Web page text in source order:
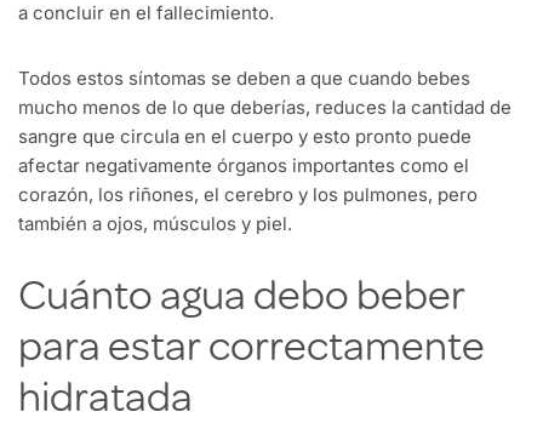
a concluir en el fallecimiento.
Todos estos síntomas se deben a que cuando bebes
mucho menos de lo que deberías, reduces la cantidad de
sangre que circula en el cuerpo y esto pronto puede
afectar negativamente órganos importantes como el
corazón, los riñones, el cerebro y los pulmones, pero
también a ojos, músculos y piel.
Cuánto agua debo beber
para estar correctamente
hidratada